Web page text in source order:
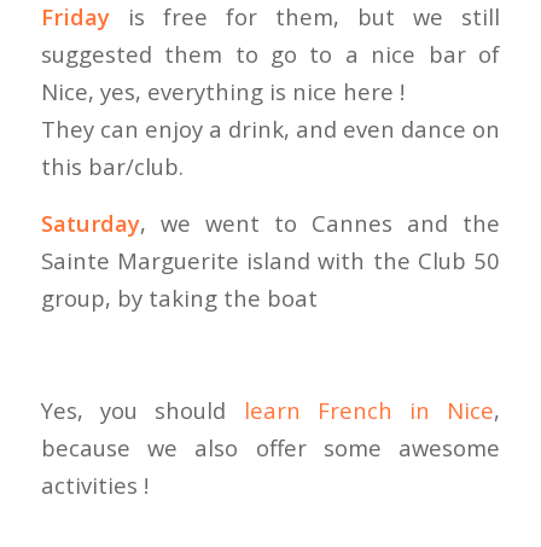
Fridayis free for them, but we still
suggested them to go to a nice bar of
Nice, yes, everything is nice here !
They can enjoy a drink, and even dance on
this bar/club.
Saturday, we went to Cannes and the
Sainte Marguerite island with the Club 50
group, by taking the boat
Yes, you should learn French in Nice,
because we also offer some awesome
activities !